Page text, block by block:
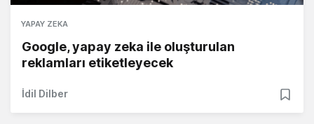
YAPAY ZEKA
Google, yapay zeka ile oluşturulan
reklamları etiketleyecek
İdil Dilber